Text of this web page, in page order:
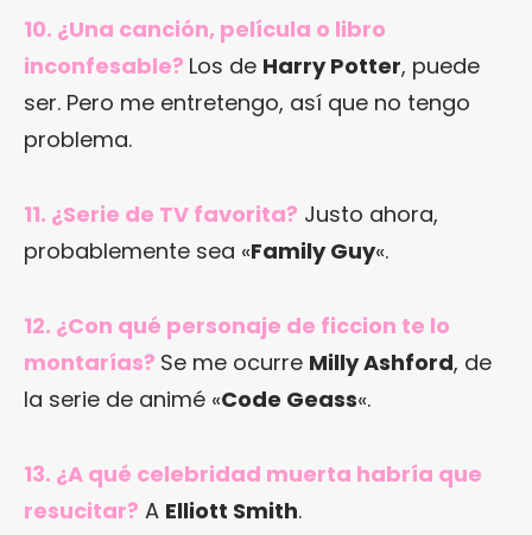
10. ¿Una canción, película o libro
inconfesable? Los de Harry Potter, puede
ser. Pero me entretengo, así que no tengo
problema.
11. ¿Serie de TV favorita? Justo ahora,
probablemente sea «Family Guy«.
12. ¿Con qué personaje de ficcion te lo
montarías? Se me ocurre Milly Ashford, de
la serie de animé «Code Geass«.
13. ¿A qué celebridad muerta habría que
resucitar? A Elliott Smith.